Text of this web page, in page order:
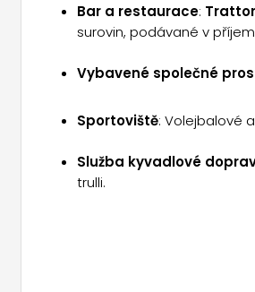
Bar a restaurace:
surovin, podávané v
Vybavené společné
Sportoviště: Volejbalové
Služba kyvadlové
trulli.